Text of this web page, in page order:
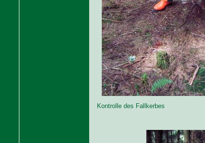
Kontrolle des Fallkerbes